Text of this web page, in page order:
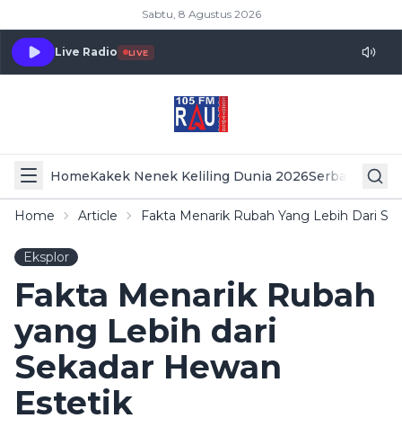
Sabtu, 8 Agustus 2026
Live Radio LIVE
HomeKakek Nenek Keliling Dunia 2026Serba Serbi
Home Article Fakta Menarik Rubah Yang Lebih Dari
Eksplor
Fakta Menarik Rubah
yang Lebih dari
Sekadar Hewan
Estetik